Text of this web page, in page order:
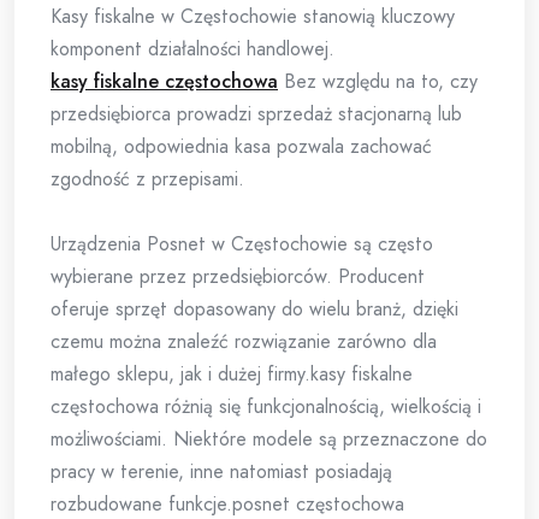
Kasy fiskalne w Częstochowie stanowią kluczowy
komponent działalności handlowej.
kasy fiskalne częstochowa Bez względu na to, czy
przedsiębiorca prowadzi sprzedaż stacjonarną lub
mobilną, odpowiednia kasa pozwala zachować
zgodność z przepisami.
Urządzenia Posnet w Częstochowie są często
wybierane przez przedsiębiorców. Producent
oferuje sprzęt dopasowany do wielu branż, dzięki
czemu można znaleźć rozwiązanie zarówno dla
małego sklepu, jak i dużej firmy.kasy fiskalne
częstochowa różnią się funkcjonalnością, wielkością i
możliwościami. Niektóre modele są przeznaczone do
pracy w terenie, inne natomiast posiadają
rozbudowane funkcje.posnet częstochowa